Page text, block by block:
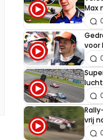
Max
voor
vrij